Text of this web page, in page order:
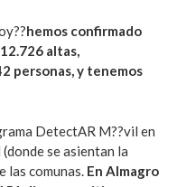
hemos confirmado
altas,
personas, y tenemos
DetectAR M??vil en
se asientan la
las comunas. En Almagro